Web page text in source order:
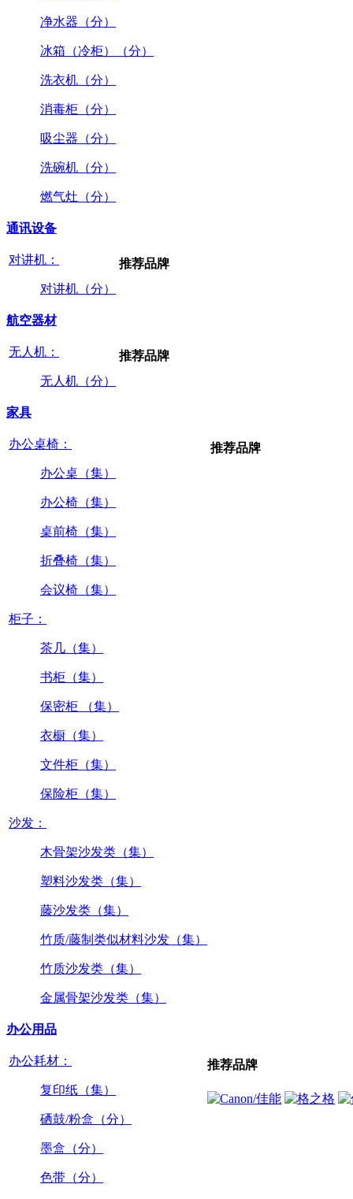
净水器（分）
冰箱（冷柜）（分）
洗衣机（分）
消毒柜（分）
吸尘器（分）
洗碗机（分）
燃气灶（分）
通讯设备
对讲机：
对讲机（分）
推荐品牌
航空器材
无人机：
无人机（分）
推荐品牌
家具
办公桌椅：
办公桌（集）
办公椅（集）
桌前椅（集）
折叠椅（集）
会议椅（集）
柜子：
茶几（集）
书柜（集）
保密柜 （集）
衣橱（集）
文件柜（集）
保险柜（集）
沙发：
木骨架沙发类（集）
塑料沙发类（集）
藤沙发类（集）
竹质/藤制类似材料沙发（集）
竹质沙发类（集）
金属骨架沙发类（集）
推荐品牌
办公用品
办公耗材：
复印纸（集）
硒鼓/粉盒（分）
墨盒（分）
色带（分）
推荐品牌